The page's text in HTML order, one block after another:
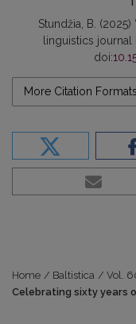
Stundžia, B.
linguistics journal
doi:
More Citation Formats
Home / Baltistica / Vol.
Celebrating sixty years